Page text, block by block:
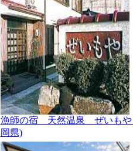
漁師の宿 天然温泉 ぜいもや
岡県)